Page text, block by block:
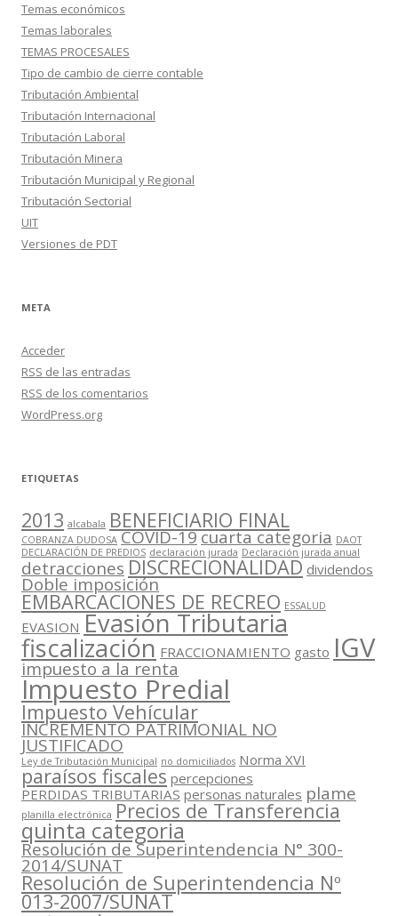
Temas económicos
Temas laborales
TEMAS PROCESALES
Tipo de cambio de cierre contable
Tributación Ambiental
Tributación Internacional
Tributación Laboral
Tributación Minera
Tributación Municipal y Regional
Tributación Sectorial
UIT
Versiones de PDT
META
Acceder
RSS de las entradas
RSS de los comentarios
WordPress.org
ETIQUETAS
2013 alcabala BENEFICIARIO FINAL
COBRANZA DUDOSA COVID-19cuarta categoria DAOT
DECLARACIÓN DE PREDIOS declaración jurada Declaración jurada anual
detracciones DISCRECIONALIDAD dividendos
Doble imposición
EMBARCACIONES DE RECREO ESSALUD
EVASION Evasión Tributaria
fiscalización FRACCIONAMIENTO gasto IGV
impuesto a la renta
Impuesto Predial
Impuesto Vehícular
INCREMENTO PATRIMONIAL NO
JUSTIFICADO
Ley de Tributación Municipal no domiciliados Norma XVI
paraísos fiscales percepciones
PERDIDAS TRIBUTARIAS personas naturales plame
planilla electrónica Precios de Transferencia
quinta categoria
Resolución de Superintendencia N° 300-
2014/SUNAT
Resolución de Superintendencia Nº
013-2007/SUNAT